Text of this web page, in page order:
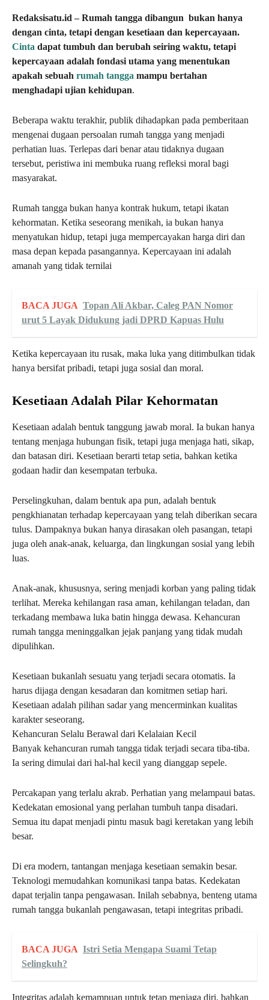
Redaksisatu.id – Rumah tangga dibangun bukan hanya
dengan cinta, tetapi dengan kesetiaan dan kepercayaan.
Cinta dapat tumbuh dan berubah seiring waktu, tetapi
kepercayaan adalah fondasi utama yang menentukan
apakah sebuah rumah tangga mampu bertahan
menghadapi ujian kehidupan.
Beberapa waktu terakhir, publik dihadapkan pada pemberitaan
mengenai dugaan persoalan rumah tangga yang menjadi
perhatian luas. Terlepas dari benar atau tidaknya dugaan
tersebut, peristiwa ini membuka ruang refleksi moral bagi
masyarakat.
Rumah tangga bukan hanya kontrak hukum, tetapi ikatan
kehormatan. Ketika seseorang menikah, ia bukan hanya
menyatukan hidup, tetapi juga mempercayakan harga diri dan
masa depan kepada pasangannya. Kepercayaan ini adalah
amanah yang tidak ternilai
BACA JUGA Topan Ali Akbar, Caleg PAN Nomor
urut 5 Layak Didukung jadi DPRD Kapuas Hulu
Ketika kepercayaan itu rusak, maka luka yang ditimbulkan tidak
hanya bersifat pribadi, tetapi juga sosial dan moral.
Kesetiaan Adalah Pilar Kehormatan
Kesetiaan adalah bentuk tanggung jawab moral. Ia bukan hanya
tentang menjaga hubungan fisik, tetapi juga menjaga hati, sikap,
dan batasan diri. Kesetiaan berarti tetap setia, bahkan ketika
godaan hadir dan kesempatan terbuka.
Perselingkuhan, dalam bentuk apa pun, adalah bentuk
pengkhianatan terhadap kepercayaan yang telah diberikan secara
tulus. Dampaknya bukan hanya dirasakan oleh pasangan, tetapi
juga oleh anak-anak, keluarga, dan lingkungan sosial yang lebih
luas.
Anak-anak, khususnya, sering menjadi korban yang paling tidak
terlihat. Mereka kehilangan rasa aman, kehilangan teladan, dan
terkadang membawa luka batin hingga dewasa. Kehancuran
rumah tangga meninggalkan jejak panjang yang tidak mudah
dipulihkan.
Kesetiaan bukanlah sesuatu yang terjadi secara otomatis. Ia
harus dijaga dengan kesadaran dan komitmen setiap hari.
Kesetiaan adalah pilihan sadar yang mencerminkan kualitas
karakter seseorang.
Kehancuran Selalu Berawal dari Kelalaian Kecil
Banyak kehancuran rumah tangga tidak terjadi secara tiba-tiba.
Ia sering dimulai dari hal-hal kecil yang dianggap sepele.
Percakapan yang terlalu akrab. Perhatian yang melampaui batas.
Kedekatan emosional yang perlahan tumbuh tanpa disadari.
Semua itu dapat menjadi pintu masuk bagi keretakan yang lebih
besar.
Di era modern, tantangan menjaga kesetiaan semakin besar.
Teknologi memudahkan komunikasi tanpa batas. Kedekatan
dapat terjalin tanpa pengawasan. Inilah sebabnya, benteng utama
rumah tangga bukanlah pengawasan, tetapi integritas pribadi.
BACA JUGA Istri Setia Mengapa Suami Tetap
Selingkuh?
Integritas adalah kemampuan untuk tetap menjaga diri, bahkan